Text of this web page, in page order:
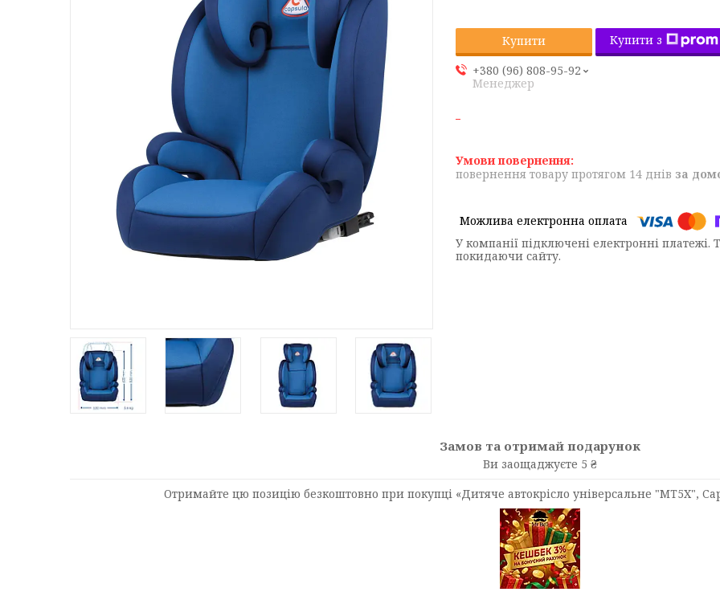
Купити
Купити з
+380 (96) 808-95-92
Менеджер
повернення товару протягом 14 днів за
У компанії підключені електронні
покидаючи сайту.
Замов та отримай подарунок
Ви заощаджуєте 5 ₴
Отримайте цю позицію безкоштовно при покупці «Дитяче автокрісло універсальне "MT5X",